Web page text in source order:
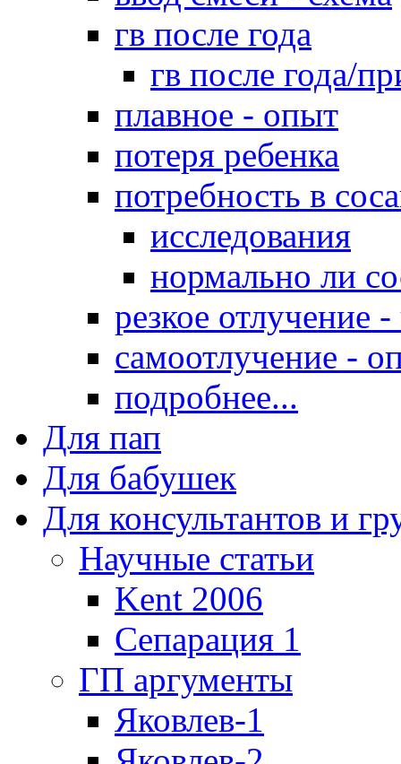
гв после года
гв после года/
плавное - опыт
потеря ребенка
потребность в
исследования
нормально ли
резкое отлучение
самоотлучение -
подробнее...
Для пап
Для бабушек
Для консультантов и
Научные статьи
Kent 2006
Сепарация 1
ГП аргументы
Яковлев-1